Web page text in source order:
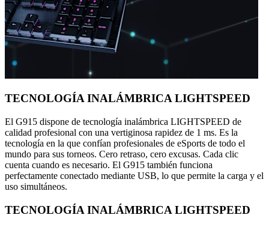
TECNOLOGÍA INALÁMBRICA LIGHTSPEED
El G915 dispone de tecnología inalámbrica LIGHTSPEED de
calidad profesional con una vertiginosa rapidez de 1 ms. Es la
tecnología en la que confían profesionales de eSports de todo el
mundo para sus torneos. Cero retraso, cero excusas. Cada clic
cuenta cuando es necesario. El G915 también funciona
perfectamente conectado mediante USB, lo que permite la carga y el
uso simultáneos.
TECNOLOGÍA INALÁMBRICA LIGHTSPEED